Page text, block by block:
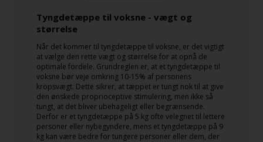
Tyngdetæppe til voksne - vægt og
størrelse
Når det kommer til tyngdetæppe til voksne, er det vigtigt
at vælge den rette vægt og størrelse for at opnå de
optimale fordele. Grundreglen er, at et tyngdetæppe til
voksne bør veje omkring 10-15% af personens
kropsvægt. Dette sikrer, at tæppet er tungt nok til at give
den ønskede proprioceptive stimulering, men ikke så
tungt, at det bliver ubehageligt eller begrænsende.
Derfor er et tyngdetæppe på 5 kg ofte velegnet til lettere
personer eller nybegyndere, mens et tyngdetæppe på 9
kg kan være bedre for tungere personer eller dem, der